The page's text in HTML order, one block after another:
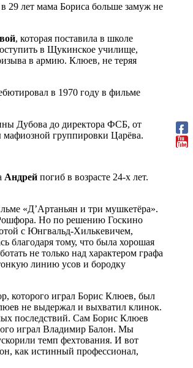
29 лет мама Бориса больше замуж не
, которая поставила в школе
в Щукинское училище,
в армию. Клюев, не теряя
в 1970 году в фильме
Дубова до директора ФСБ, от
мафиозной группировки Царёва.
Андрей погиб в возрасте 24-х лет.
«Д’Артаньян и три мушкетёра».
Но по решению Госкино
с Юнгвальд-Хилькевичем,
благодаря тому, что была хорошая
не только над характером графа
линию усов и бородку
которого играл Борис Клюев, был
не выдержал и выхватил клинок.
последствий. Сам Борис Клюев
играл Владимир Балон. Мы
темп фехтования. И вот
как истинный профессионал,